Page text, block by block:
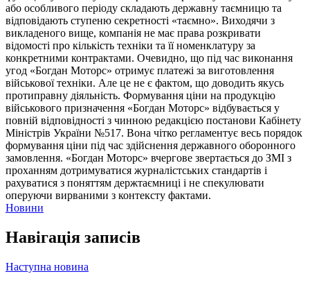
або особливого періоду складають державну таємницю та
відповідають ступеню секретності «таємно». Виходячи з
викладеного вище, компанія не має права розкривати
відомості про кількість техніки та її номенклатуру за
конкретними контрактами. Очевидно, що під час виконання
угод «Богдан Моторс» отримує платежі за виготовлення
військової техніки. Але це не є фактом, що доводить якусь
протиправну діяльність. Формування ціни на продукцію
військового призначення «Богдан Моторс» відбувається у
повній відповідності з чинною редакцією постанови Кабінету
Міністрів України №517. Вона чітко регламентує весь порядок
формування ціни під час здійснення державного оборонного
замовлення. «Богдан Моторс» вчергове звертається до ЗМІ з
проханням дотримуватися журналістських стандартів і
рахуватися з поняттям держтаємниці і не спекулювати
оперуючи вирваними з контексту фактами.
Новини
Навігація записів
Наступна новина